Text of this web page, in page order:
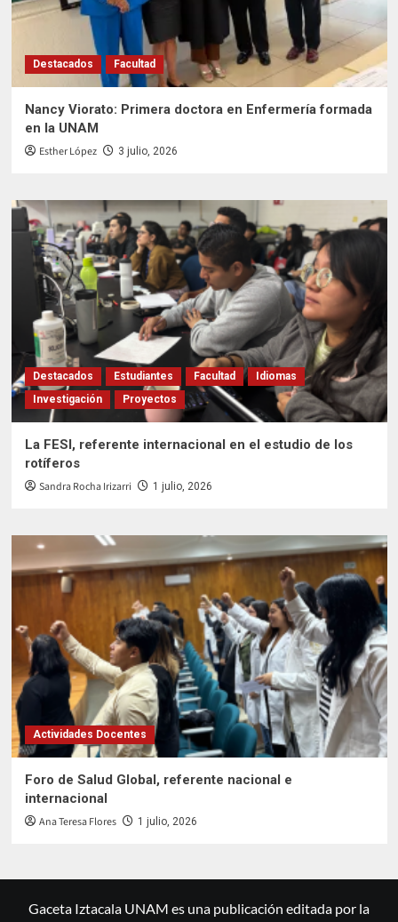
Destacados Facultad
Nancy Viorato: Primera doctora en Enfermería formada
en la UNAM
Esther López 3 julio, 2026
Destacados Estudiantes Facultad
Idiomas
Investigación
Proyectos
La FESI, referente internacional en el estudio de los
rotíferos
Sandra Rocha Irizarri 1 julio, 2026
Actividades Docentes
Foro de Salud Global, referente nacional e
internacional
Ana Teresa Flores 1 julio, 2026
Gaceta Iztacala UNAM es una publicación editada por la